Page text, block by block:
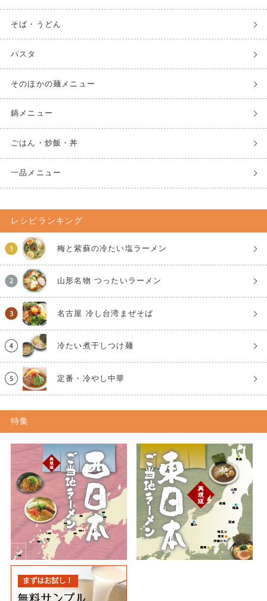
そば・うどん
パスタ
そのほかの麺メニュー
鍋メニュー
ごはん・炒飯・丼
一品メニュー
レシピランキング
梅と紫蘇の冷たい塩ラーメン
山形名物 つったいラーメン
名古屋 冷し台湾まぜそば
冷たい煮干しつけ麺
定番・冷やし中華
特集